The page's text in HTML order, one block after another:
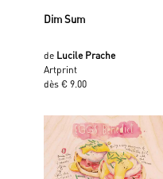
Dim Sum
de Lucile Prache
Artprint
dès € 9.00